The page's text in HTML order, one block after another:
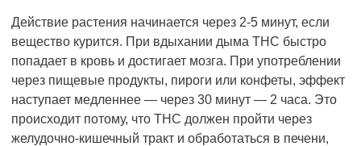
Действие растения начинается через 2-5 минут, если
вещество курится. При вдыхании дыма THC быстро
попадает в кровь и достигает мозга. При употреблении
через пищевые продукты, пироги или конфеты, эффект
наступает медленнее — через 30 минут — 2 часа. Это
происходит потому, что THC должен пройти через
желудочно-кишечный тракт и обработаться в печени,